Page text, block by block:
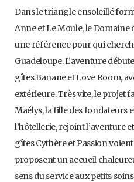
Dans le triangle ensoleillé
Anne et Le Moule, le Domaine
une référence pour qui
Guadeloupe. L’aventure
gîtes Banane et Love Room,
extérieure. Très vite, le projet
Maélys, la fille des fondateurs
l’hôtellerie, rejoint l’aventure
gîtes Cythère et Passion
proposent un accueil
sens du service aux petits